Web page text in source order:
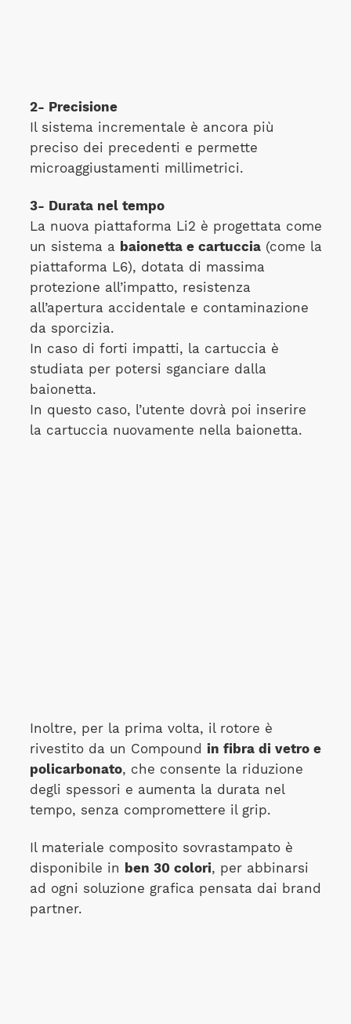
2- Precisione
Il sistema incrementale è ancora più
preciso dei precedenti e permette
microaggiustamenti millimetrici.
3- Durata nel tempo
La nuova piattaforma Li2 è progettata come
un sistema a baionetta e cartuccia(come la
piattaforma L6), dotata di massima
protezione all’impatto, resistenza
all’apertura accidentale e contaminazione
da sporcizia.
In caso di forti impatti, la cartuccia è
studiata per potersi sganciare dalla
baionetta.
In questo caso, l’utente dovrà poi inserire
la cartuccia nuovamente nella baionetta.
Inoltre, per la prima volta, il rotore è
rivestito da un Compound in fibra di vetro e
policarbonato, che consente la riduzione
degli spessori e aumenta la durata nel
tempo, senza compromettere il grip.
Il materiale composito sovrastampato è
disponibile in ben 30 colori, per abbinarsi
ad ogni soluzione grafica pensata dai brand
partner.